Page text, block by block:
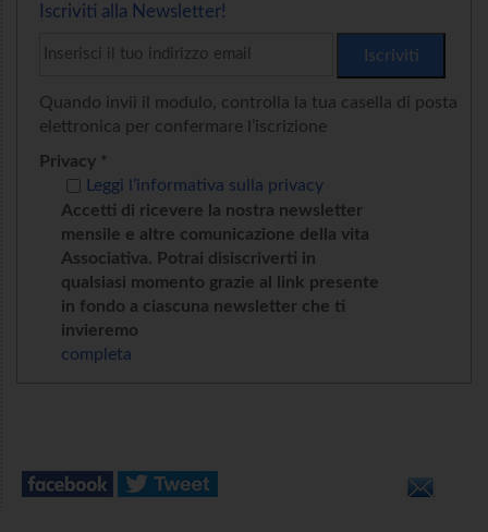
Iscriviti alla Newsletter!
Quando invii il modulo, controlla la tua casella di posta
elettronica per confermare l’iscrizione
Privacy *
Accetti di ricevere la nostra newsletter
mensile e altre comunicazione della vita
Associativa. Potrai disiscriverti in
qualsiasi momento grazie al link presente
in fondo a ciascuna newsletter che ti
invieremo
Leggi l’informativa sulla privacy
completa